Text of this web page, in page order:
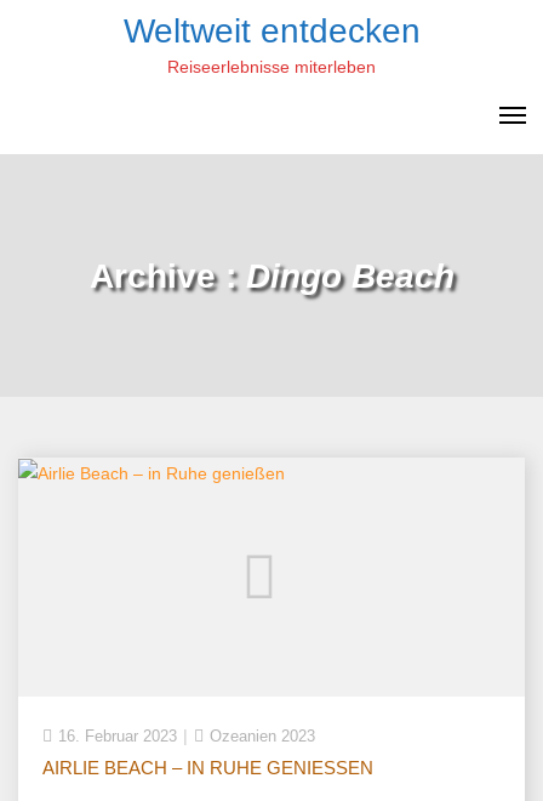
Weltweit entdecken
Reiseerlebnisse miterleben
Archive : Dingo Beach
16. Februar 2023 Ozeanien 2023
AIRLIE BEACH – IN RUHE GENIESSEN